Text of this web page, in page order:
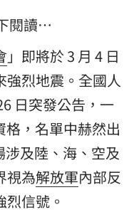
閱讀…
」即將於 3 月 4 日
強烈地震。全國人
日突發公告，一
格，名單中赫然出
涉及陸、海、空及
視為解放軍內部反
信號。